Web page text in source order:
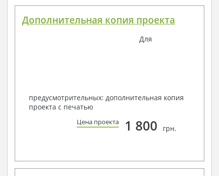
Дополнительная копия проекта
Для
предусмотрительных: дополнительная копия
проекта с печатью
Цена проекта 1 800 грн.